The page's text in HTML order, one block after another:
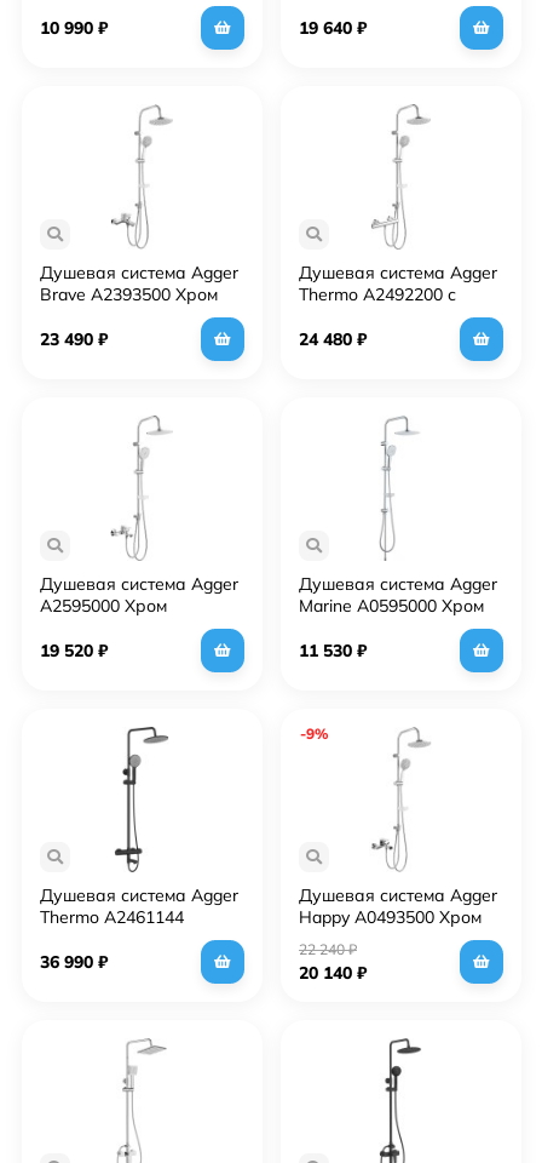
10 990 ₽ 19 640 ₽
Душевая система Agger
Brave A2393500 Хром
23 490 ₽
Душевая система Agger
Thermo A2492200 с
24 480 ₽
Душевая система Agger
A2595000 Хром
19 520 ₽
Душевая система Agger
Marine A0595000 Хром
11 530 ₽
Душевая система Agger
Thermo A2461144
36 990 ₽
-9%
Душевая система Agger
Happy A0493500 Хром
22 240₽
20 140 ₽